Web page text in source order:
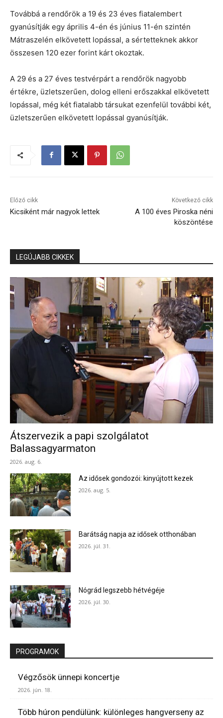
Továbbá a rendőrök a 19 és 23 éves fiatalembert
gyanúsítják egy április 4-én és június 11-én szintén
Mátraszelén elkövetett lopással, a sértetteknek akkor
összesen 120 ezer forint kárt okoztak.
A 29 és a 27 éves testvérpárt a rendőrök nagyobb
értékre, üzletszerűen, dolog elleni erőszakkal elkövetett
lopással, még két fiatalabb társukat ezenfelül további két,
üzletszerűen elkövetett lopással gyanúsítják.
Előző cikk
Kicsiként már nagyok lettek
Következő cikk
A 100 éves Piroska néni
köszöntése
LEGÚJABB CIKKEK
Átszervezik a papi szolgálatot
Balassagyarmaton
2026. aug. 6.
Az idősek gondozói: kinyújtott kezek
2026. aug. 5.
Barátság napja az idősek otthonában
2026. júl. 31.
Nógrád legszebb hétvégéje
2026. júl. 30.
PROGRAMOK
Végzősök ünnepi koncertje
2026. jún. 18.
Több húron pendülünk: különleges hangverseny az